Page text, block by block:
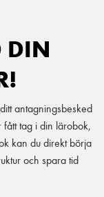
DIN
antagningsbesked
tag i din lärobok,
kan du direkt börja
och spara tid